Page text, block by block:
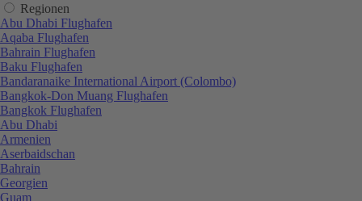
Regionen
Abu Dhabi Flughafen
Aqaba Flughafen
Bahrain Flughafen
Baku Flughafen
Bandaranaike International Airport (Colombo)
Bangkok-Don Muang Flughafen
Bangkok Flughafen
Abu Dhabi
Armenien
Aserbaidschan
Bahrain
Georgien
Guam